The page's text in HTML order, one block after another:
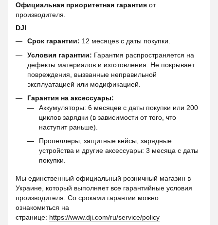
Официальная приоритетная гарантия от
производителя.
DJI
Срок гарантии: 12 месяцев с даты покупки.
Условия гарантии: Гарантия распространяется на
дефекты материалов и изготовления. Не покрывает
повреждения, вызванные неправильной
эксплуатацией или модификацией.
Гарантия на аксессуары:
Аккумуляторы: 6 месяцев с даты покупки или 200
циклов зарядки (в зависимости от того, что
наступит раньше).
Пропеллеры, защитные кейсы, зарядные
устройства и другие аксессуары: 3 месяца с даты
покупки.
Мы единственный официальный розничный магазин в
Украине, который выполняет все гарантийные условия
производителя. Со сроками гарантии можно
ознакомиться на
странице: https://www.dji.com/ru/service/policy